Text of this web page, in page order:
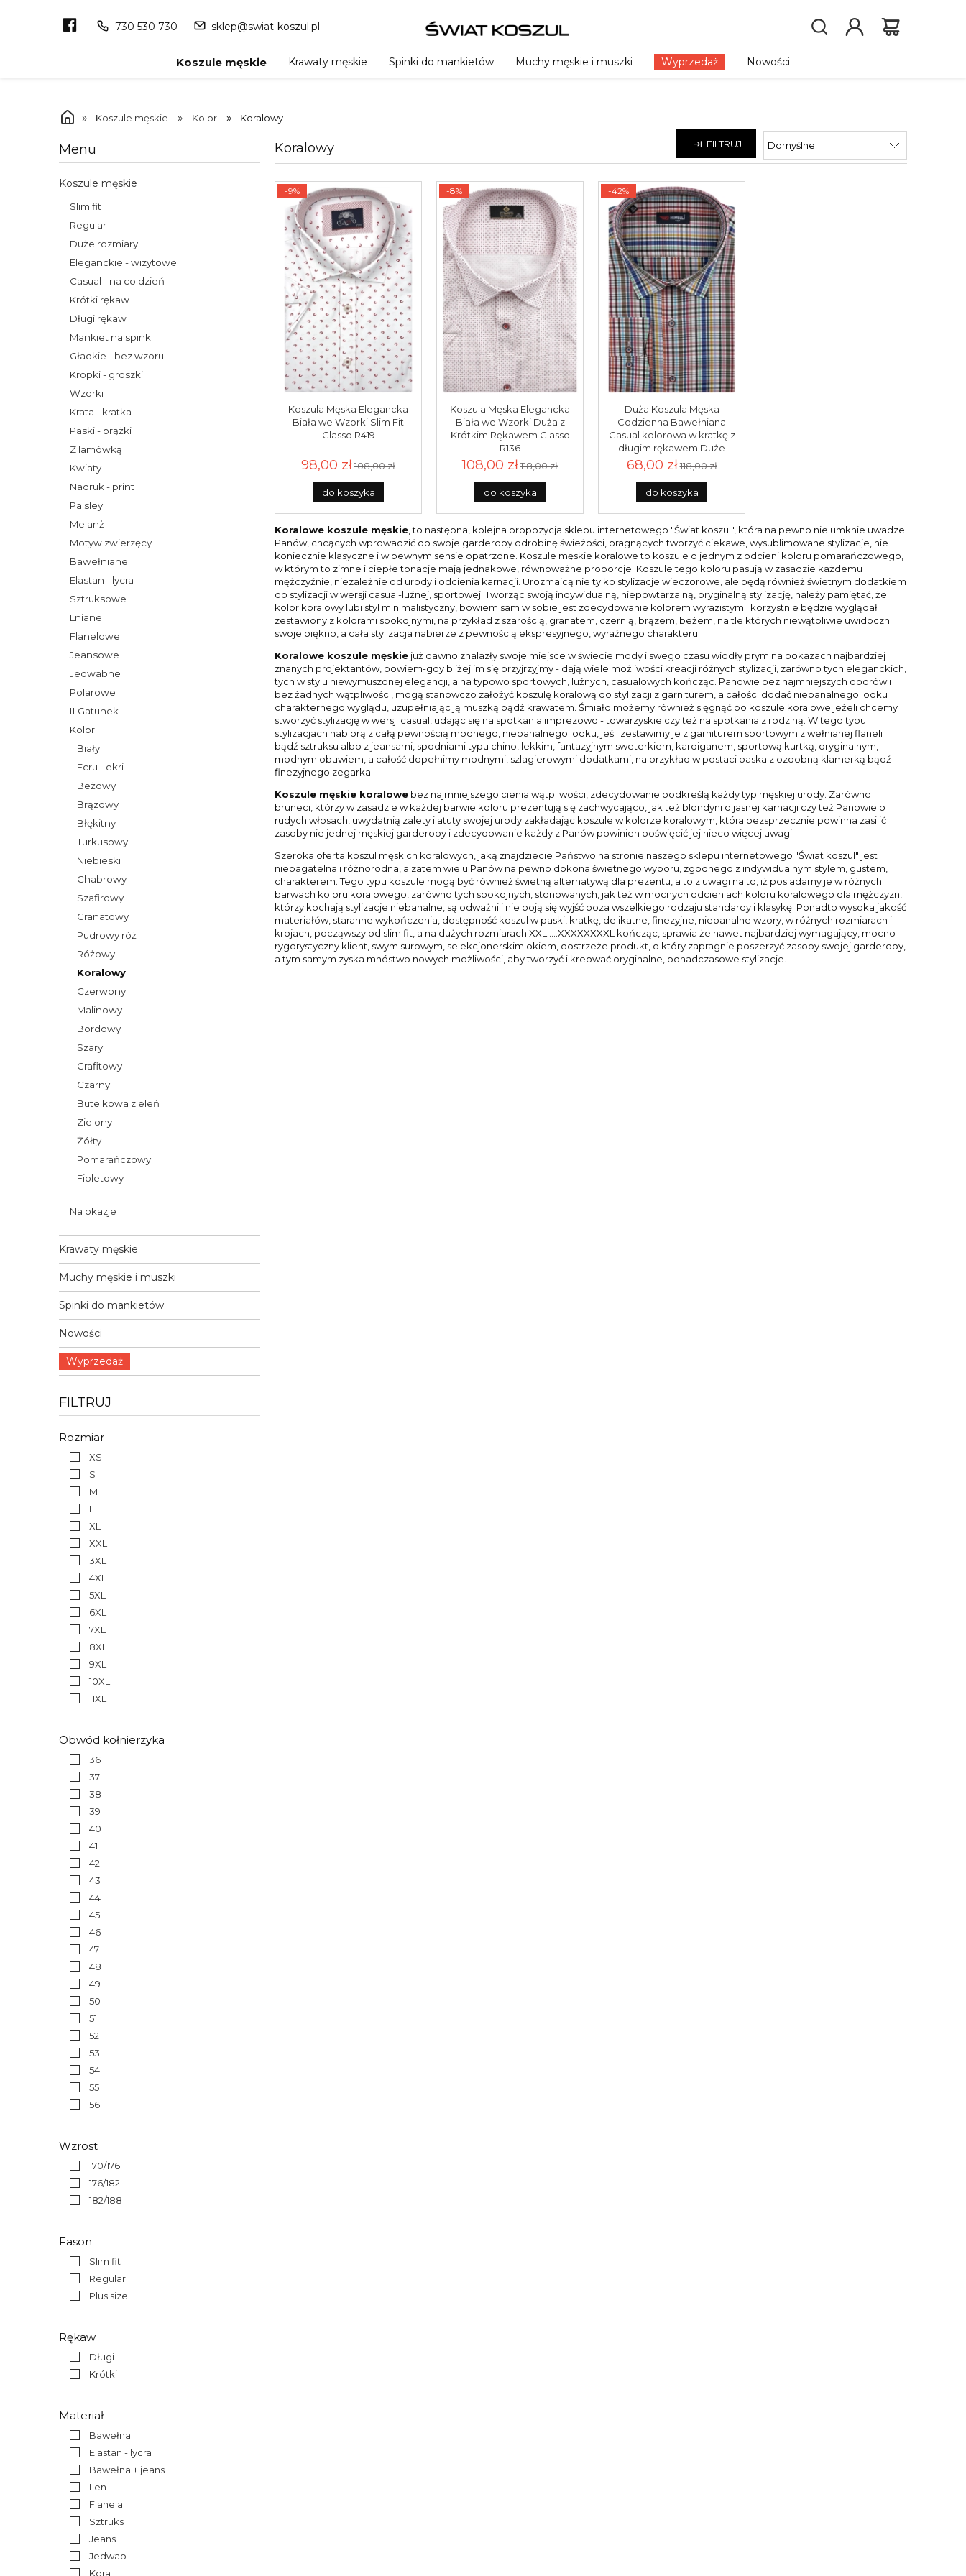
Koszule męskie Krawaty męskie Spinki do mankietów Muchy męskie i muszki Wyprzedaż Nowości
» Koszule męskie » Kolor » Koralowy
Menu
Koszule męskie
Slim fit
Regular
Duże rozmiary
Eleganckie - wizytowe
Casual - na co dzień
Krótki rękaw
Długi rękaw
Mankiet na spinki
Gładkie - bez wzoru
Kropki - groszki
Wzorki
Krata - kratka
Paski - prążki
Z lamówką
Kwiaty
Nadruk - print
Paisley
Melanż
Motyw zwierzęcy
Bawełniane
Elastan - lycra
Sztruksowe
Lniane
Flanelowe
Jeansowe
Jedwabne
Polarowe
II Gatunek
Kolor
Biały
Ecru - ekri
Beżowy
Brązowy
Błękitny
Turkusowy
Niebieski
Chabrowy
Szafirowy
Granatowy
Pudrowy róż
Różowy
Koralowy
Czerwony
Malinowy
Bordowy
Szary
Grafitowy
Czarny
Butelkowa zieleń
Zielony
Żółty
Pomarańczowy
Fioletowy
Na okazje
Krawaty męskie
Muchy męskie i muszki
Spinki do mankietów
Nowości
Wyprzedaż
FILTRUJ
Rozmiar
XS
S
M
L
XL
XXL
3XL
4XL
5XL
6XL
7XL
8XL
9XL
10XL
11XL
Obwód kołnierzyka
36
37
38
39
40
41
42
43
44
45
46
47
48
49
50
51
52
53
54
55
56
Wzrost
170/176
176/182
182/188
Fason
Slim fit
Regular
Plus size
Rękaw
Długi
Krótki
Materiał
Bawełna
Elastan - lycra
Bawełna + jeans
Len
Flanela
Sztruks
Jeans
Jedwab
Kora
Koralowy FILTRUJ
Koszula Męska Elegancka
Biała we Wzorki Slim Fit
Classo R419
98,00 zł108,00 zł
do koszyka
-9%
Koszula Męska Elegancka
Biała we Wzorki Duża z
Krótkim Rękawem Classo
R136
108,00 zł118,00 zł
do koszyka
-8%
Duża Koszula Męska
Codzienna Bawełniana
Casual kolorowa w kratkę z
długim rękawem Duże
rozmiary Fawelli E851
68,00 zł118,00 zł
do koszyka
-42%
Koralowe koszule męskie, to następna, kolejna propozycja sklepu internetowego "Świat koszul", która na pewno nie umknie uwadze
Panów, chcących wprowadzić do swoje garderoby odrobinę świeżości, pragnących tworzyć ciekawe, wysublimowane stylizacje, nie
koniecznie klasyczne i w pewnym sensie opatrzone. Koszule męskie koralowe to koszule o jednym z odcieni koloru pomarańczowego,
w którym to zimne i ciepłe tonacje mają jednakowe, równoważne proporcje. Koszule tego koloru pasują w zasadzie każdemu
mężczyźnie, niezależnie od urody i odcienia karnacji. Urozmaicą nie tylko stylizacje wieczorowe, ale będą również świetnym dodatkiem
do stylizacji w wersji casual-luźnej, sportowej. Tworząc swoją indywidualną, niepowtarzalną, oryginalną stylizację, należy pamiętać, że
kolor koralowy lubi styl minimalistyczny, bowiem sam w sobie jest zdecydowanie kolorem wyrazistym i korzystnie będzie wyglądał
zestawiony z kolorami spokojnymi, na przykład z szarością, granatem, czernią, brązem, beżem, na tle których niewątpliwie uwidoczni
swoje piękno, a cała stylizacja nabierze z pewnością ekspresyjnego, wyraźnego charakteru.
Koralowe koszule męskie już dawno znalazły swoje miejsce w świecie mody i swego czasu wiodły prym na pokazach najbardziej
znanych projektantów, bowiem-gdy bliżej im się przyjrzyjmy - dają wiele możliwości kreacji różnych stylizacji, zarówno tych eleganckich,
tych w stylu niewymuszonej elegancji, a na typowo sportowych, luźnych, casualowych kończąc. Panowie bez najmniejszych oporów i
bez żadnych wątpliwości, mogą stanowczo założyć koszulę koralową do stylizacji z garniturem, a całości dodać niebanalnego looku i
charakternego wyglądu, uzupełniając ją muszką bądź krawatem. Śmiało możemy również sięgnąć po koszule koralowe jeżeli chcemy
stworzyć stylizację w wersji casual, udając się na spotkania imprezowo - towarzyskie czy też na spotkania z rodziną. W tego typu
stylizacjach nabiorą z całą pewnością modnego, niebanalnego looku, jeśli zestawimy je z garniturem sportowym z wełnianej flaneli
bądź sztruksu albo z jeansami, spodniami typu chino, lekkim, fantazyjnym sweterkiem, kardiganem, sportową kurtką, oryginalnym,
modnym obuwiem, a całość dopełnimy modnymi, szlagierowymi dodatkami, na przykład w postaci paska z ozdobną klamerką bądź
finezyjnego zegarka.
Koszule męskie koralowe bez najmniejszego cienia wątpliwości, zdecydowanie podkreślą każdy typ męskiej urody. Zarówno
bruneci, którzy w zasadzie w każdej barwie koloru prezentują się zachwycająco, jak też blondyni o jasnej karnacji czy też Panowie o
rudych włosach, uwydatnią zalety i atuty swojej urody zakładając koszule w kolorze koralowym, która bezsprzecznie powinna zasilić
zasoby nie jednej męskiej garderoby i zdecydowanie każdy z Panów powinien poświęcić jej nieco więcej uwagi.
Szeroka oferta koszul męskich koralowych, jaką znajdziecie Państwo na stronie naszego sklepu internetowego "Świat koszul" jest
niebagatelna i różnorodna, a zatem wielu Panów na pewno dokona świetnego wyboru, zgodnego z indywidualnym stylem, gustem,
charakterem. Tego typu koszule mogą być również świetną alternatywą dla prezentu, a to z uwagi na to, iż posiadamy je w różnych
barwach koloru koralowego, zarówno tych spokojnych, stonowanych, jak też w mocnych odcieniach koloru koralowego dla mężczyzn,
którzy kochają stylizacje niebanalne, są odważni i nie boją się wyjść poza wszelkiego rodzaju standardy i klasykę. Ponadto wysoka jakość
materiałów, staranne wykończenia, dostępność koszul w paski, kratkę, delikatne, finezyjne, niebanalne wzory, w różnych rozmiarach i
krojach, począwszy od slim fit, a na dużych rozmiarach XXL.....XXXXXXXXL kończąc, sprawia że nawet najbardziej wymagający, mocno
rygorystyczny klient, swym surowym, selekcjonerskim okiem, dostrzeże produkt, o który zapragnie poszerzyć zasoby swojej garderoby,
a tym samym zyska mnóstwo nowych możliwości, aby tworzyć i kreować oryginalne, ponadczasowe stylizacje.
730 530 730 sklep@swiat-koszul.pl